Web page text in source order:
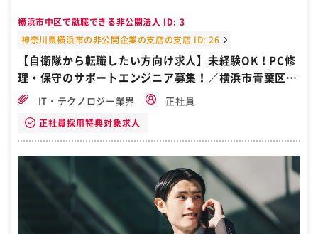
横浜市中区で就職できる非公開法人 ID: 3
神奈川県横浜市の非公開企業の支店の支店 ID: 26
【自衛隊から転職したい方向け求人】未経験OK！PC修
理・保守のサポートエンジニア募集！／横浜市青葉区・
たまプラーザ駅
IT・テクノロジー業界 正社員
正社員採用特典対象求人